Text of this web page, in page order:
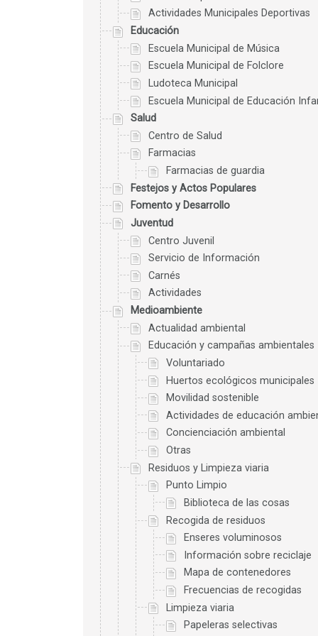
Actividades Municipales Deportivas
Educación
Escuela Municipal de Música
Escuela Municipal de Folclore
Ludoteca Municipal
Escuela Municipal de Educación
Salud
Centro de Salud
Farmacias
Farmacias de guardia
Festejos y Actos Populares
Fomento y Desarrollo
Juventud
Centro Juvenil
Servicio de Información
Carnés
Actividades
Medioambiente
Actualidad ambiental
Educación y campañas ambientales
Voluntariado
Huertos ecológicos municipales
Movilidad sostenible
Actividades de educación
Concienciación ambiental
Otras
Residuos y Limpieza viaria
Punto Limpio
Biblioteca de las cosas
Recogida de residuos
Enseres voluminosos
Información sobre reciclaje
Mapa de contenedores
Frecuencias de recogidas
Limpieza viaria
Papeleras selectivas